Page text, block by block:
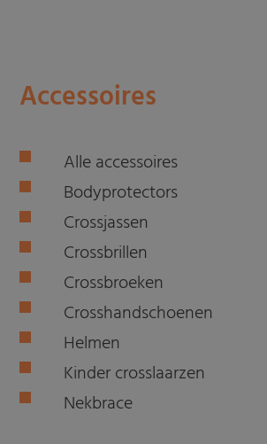
Accessoires
Alle accessoires
Bodyprotectors
Crossjassen
Crossbrillen
Crossbroeken
Crosshandschoenen
Helmen
Kinder crosslaarzen
Nekbrace